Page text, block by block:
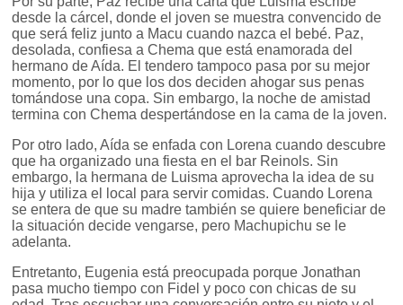
desde la cárcel, donde el joven se muestra convencido de
que será feliz junto a Macu cuando nazca el bebé. Paz,
desolada, confiesa a Chema que está enamorada del
hermano de Aída. El tendero tampoco pasa por su mejor
momento, por lo que los dos deciden ahogar sus penas
tomándose una copa. Sin embargo, la noche de amistad
termina con Chema despertándose en la cama de la joven.
Por otro lado, Aída se enfada con Lorena cuando descubre
que ha organizado una fiesta en el bar Reinols. Sin
embargo, la hermana de Luisma aprovecha la idea de su
hija y utiliza el local para servir comidas. Cuando Lorena
se entera de que su madre también se quiere beneficiar de
la situación decide vengarse, pero Machupichu se le
adelanta.
Entretanto, Eugenia está preocupada porque Jonathan
pasa mucho tiempo con Fidel y poco con chicas de su